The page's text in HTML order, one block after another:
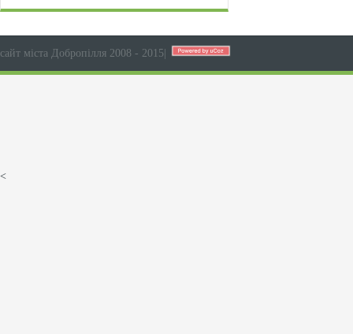
сайт міста Добропілля 2008 - 2015
<